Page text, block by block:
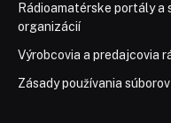
Rádioamatérske portály
organizácií
Výrobcovia a predajcovia
Zásady používania